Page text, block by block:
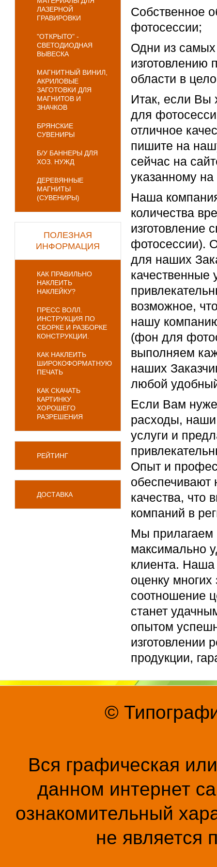
ЛАЗЕРНОЙ
ГРАВИРОВКИ
"ОТКРЫТО" -
СВЕТОДИОДНАЯ
ВЫВЕСКА
МАГНИТНЫЙ ВИНИЛ,
АКРИЛОВЫЕ
ЗАГОТОВКИ ДЛЯ
МАГНИТОВ И
ЗНАЧКОВ
БРЯНСКИЕ
СУВЕНИРЫ
Б/У БАННЕРЫ ДЛЯ
ХОЗ. НУЖД
ДЕРЕВЯННЫЕ
МАГНИТЫ
(СУВЕНИРЫ)
ПОЛЕЗНАЯ
ИНФОРМАЦИЯ
КАК ПРАВИЛЬНО
НАКЛЕИТЬ
НАКЛЕЙКУ?
ПРЕСС ВОЛЛ.
ИНСТРУКЦИЯ ПО
СБОРКЕ И РАЗБОРКЕ
КОНСТРУКЦИИ.
КАК НАКЛЕИТЬ
ШИРОКОФОРМАТНУЮ
ПЕЧАТЬ
КАК СКАЧАТЬ
КАРТИНКУ
ХОРОШЕГО
РАЗРЕШЕНИЯ
РЕЙТИНГ
ДОСТАВКА
Собственное
фотосессии;
Одни из самых
изготовлению
области в
Итак, если Вы
для
отличное
пишите на
сейчас на
указанному на
Наша
количества
изготовление
фотосессии).
для наших
качественные
возможное,
нашу
(фон для
выполняем
наших
любой
Если Вам
расходы,
услуги и
Опыт и
обеспечивают
качества, что
компаний в
Мы прилагаем
максимально
клиента. Наша
оценку
соотношение
станет
опытом
изготовлении
продукции,
©
Вся графическая
данном интернет
ознакомительный
не является